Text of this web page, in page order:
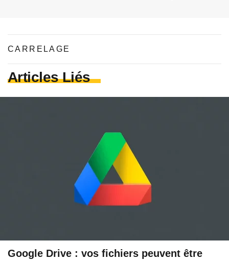
CARRELAGE
Articles Liés
Google Drive : vos fichiers peuvent être